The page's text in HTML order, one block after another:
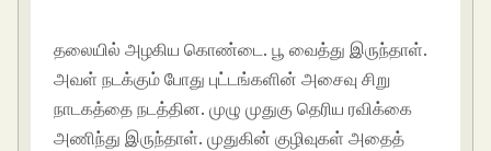
தலையில் அழகிய கொண்டை. பூ வைத்து இருந்தாள்.
அவள் நடக்கும் போது புட்டங்களின் அசைவு சிறு
நாடகத்தை நடத்தின. முழு முதுகு தெரிய ரவிக்கை
அணிந்து இருந்தாள். முதுகின் குழிவுகள் அதைத்